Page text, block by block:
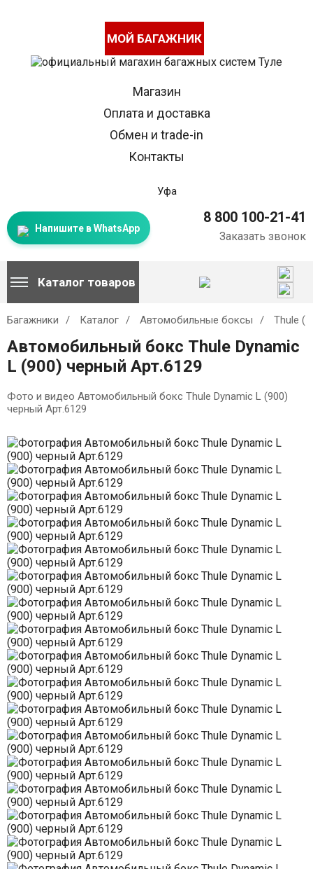
МОЙ БАГАЖНИК
Магазин
Оплата и доставка
Обмен и trade-in
Контакты
Уфа
Напишите в WhatsApp
8 800 100-21-41
Заказать звонок
Каталог товаров
Багажники Каталог Автомобильные боксы Thule
Автомобильный бокс Thule Dynamic
L (900) черный Арт.6129
Фото и видео Автомобильный бокс Thule Dynamic L (900)
черный Арт.6129